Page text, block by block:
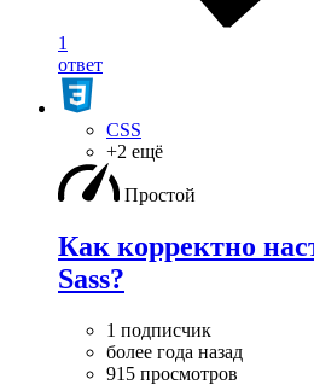
1
ответ
CSS
+2 ещё
Простой
Как корректно
Sass?
1 подписчик
более года назад
915 просмотров